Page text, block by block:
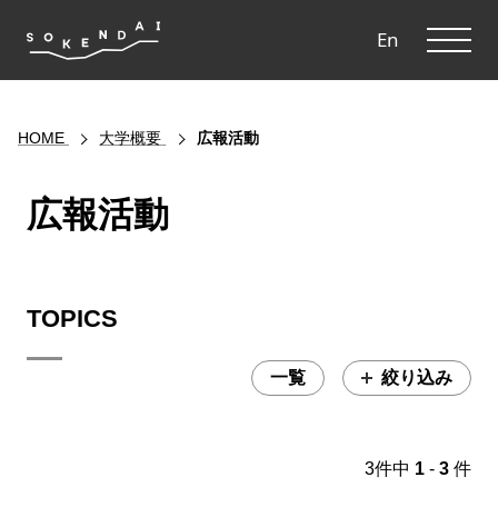
En
HOME 大学概要 広報活動
広報活動
TOPICS
一覧 絞り込み
3件中 1 - 3 件